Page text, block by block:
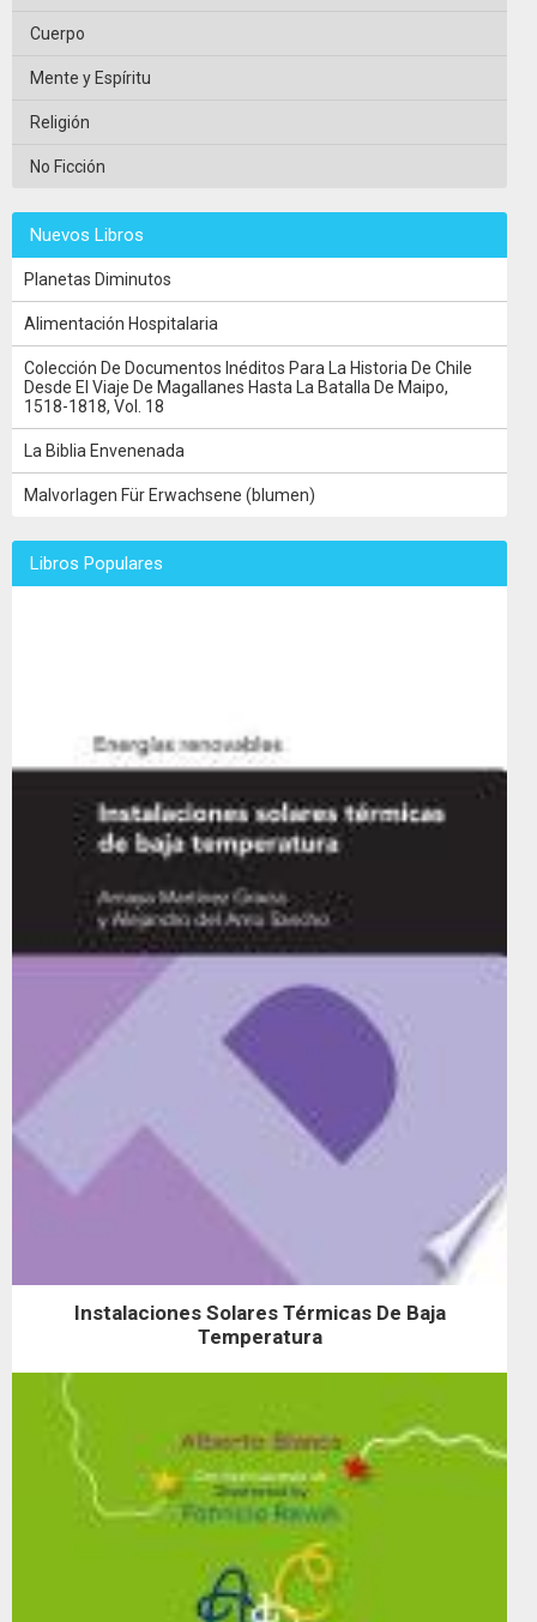
Cuerpo
Mente y Espíritu
Religión
No Ficción
Nuevos Libros
Planetas Diminutos
Alimentación Hospitalaria
Colección De Documentos Inéditos Para La Historia De Chile
Desde El Viaje De Magallanes Hasta La Batalla De Maipo,
1518-1818, Vol. 18
La Biblia Envenenada
Malvorlagen Für Erwachsene (blumen)
Libros Populares
Instalaciones Solares Térmicas De Baja
Temperatura